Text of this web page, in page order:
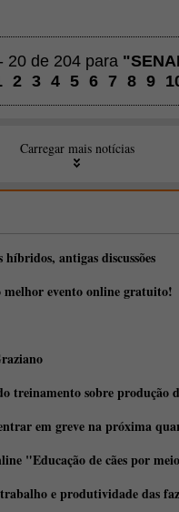
20 de 204 para
2 3 4 5 6 7 8 9
Carregar mais notícias
híbridos, antigas discussões
evento online gratuito!
treinamento sobre produção
em greve na próxima
"Educação de cães por
e produtividade das